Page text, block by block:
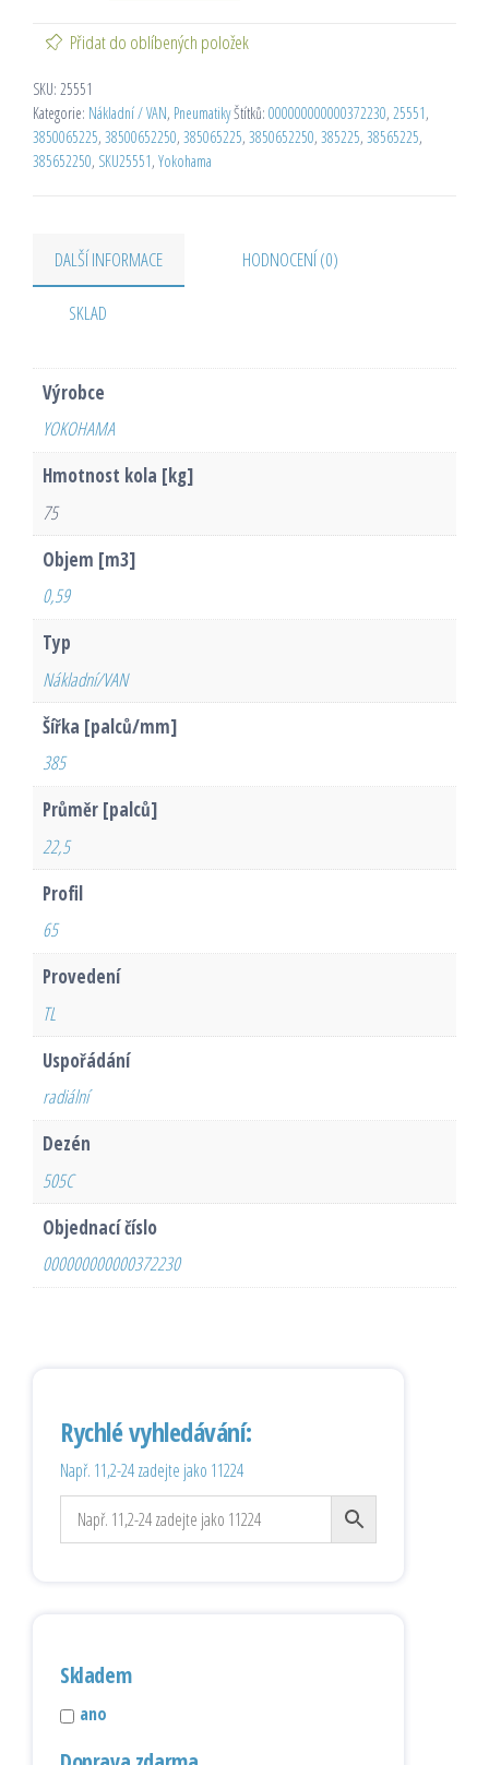
Přidat do oblíbených položek
SKU: 25551
Kategorie: Nákladní / VAN, PneumatikyŠtítků: 000000000000372230, 25551,
3850065225, 38500652250, 385065225, 3850652250, 385225, 38565225,
385652250, SKU25551, Yokohama
DALŠÍ INFORMACE HODNOCENÍ (0)
SKLAD
Výrobce
YOKOHAMA
Hmotnost kola [kg]
75
Objem [m3]
0,59
Typ
Nákladní/VAN
Šířka [palců/mm]
385
Průměr [palců]
22,5
Profil
65
Provedení
TL
Uspořádání
radiální
Dezén
505C
Objednací číslo
000000000000372230
Rychlé vyhledávání:
Např. 11,2-24 zadejte jako 11224
Skladem
ano